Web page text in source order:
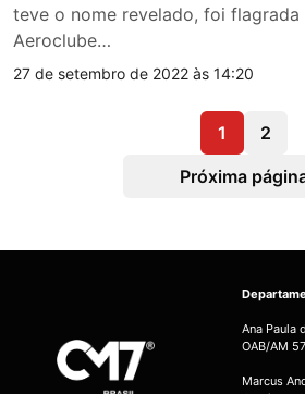
teve o nome revelado, foi flagrada
Aeroclube…
27 de setembro de 2022 às 14:20
1
2
Próxima
Ana Paula
OAB/AM
Marcus